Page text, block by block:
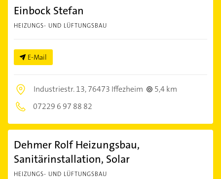
Einbock Stefan
HEIZUNGS- UND LÜFTUNGSBAU
E-Mail
Industriestr. 13,76473 Iffezheim
5,4 km
07229 6 97 88 82
Dehmer Rolf Heizungsbau,
Sanitärinstallation, Solar
HEIZUNGS- UND LÜFTUNGSBAU